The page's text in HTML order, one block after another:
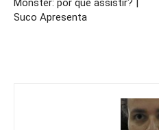
Monster: por que assistir? |
Suco Apresenta